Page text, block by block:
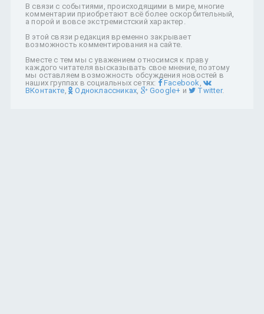
В связи с событиями, происходящими в мире, многие
комментарии приобретают всё более оскорбительный,
а порой и вовсе экстремистский характер.
В этой связи редакция временно закрывает
возможность комментирования на сайте.
Вместе с тем мы с уважением относимся к праву
каждого читателя высказывать свое мнение, поэтому
мы оставляем возможность обсуждения новостей в
наших группах в социальных сетях:
Facebook ,
ВКонтакте , Одноклассниках Google+ и Twitter.